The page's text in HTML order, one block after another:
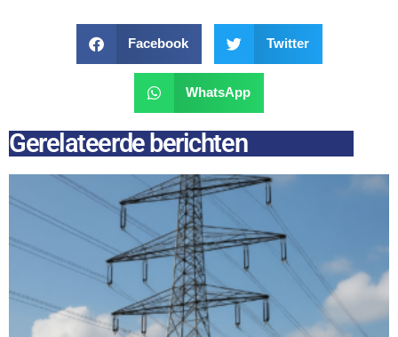
Facebook Twitter
WhatsApp
Gerelateerde berichten